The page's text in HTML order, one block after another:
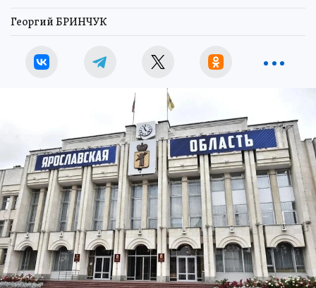
Георгий БРИНЧУК